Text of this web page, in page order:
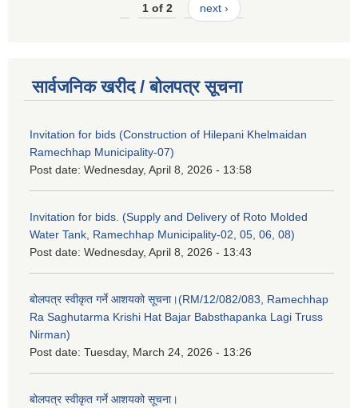
1 of 2 next ›
सार्वजनिक खरीद / बोलपत्र सूचना
Invitation for bids (Construction of Hilepani Khelmaidan
Ramechhap Municipality-07)
Post date: Wednesday, April 8, 2026 - 13:58
Invitation for bids. (Supply and Delivery of Roto Molded
Water Tank, Ramechhap Municipality-02, 05, 06, 08)
Post date: Wednesday, April 8, 2026 - 13:43
बोलपत्र स्वीकृत गर्ने आशयको सूचना।(RM/12/082/083, Ramechhap
Ra Saghutarma Krishi Hat Bajar Babsthapanka Lagi Truss
Nirman)
Post date: Tuesday, March 24, 2026 - 13:26
बोलपत्र स्वीकृत गर्ने आशयको सूचना।